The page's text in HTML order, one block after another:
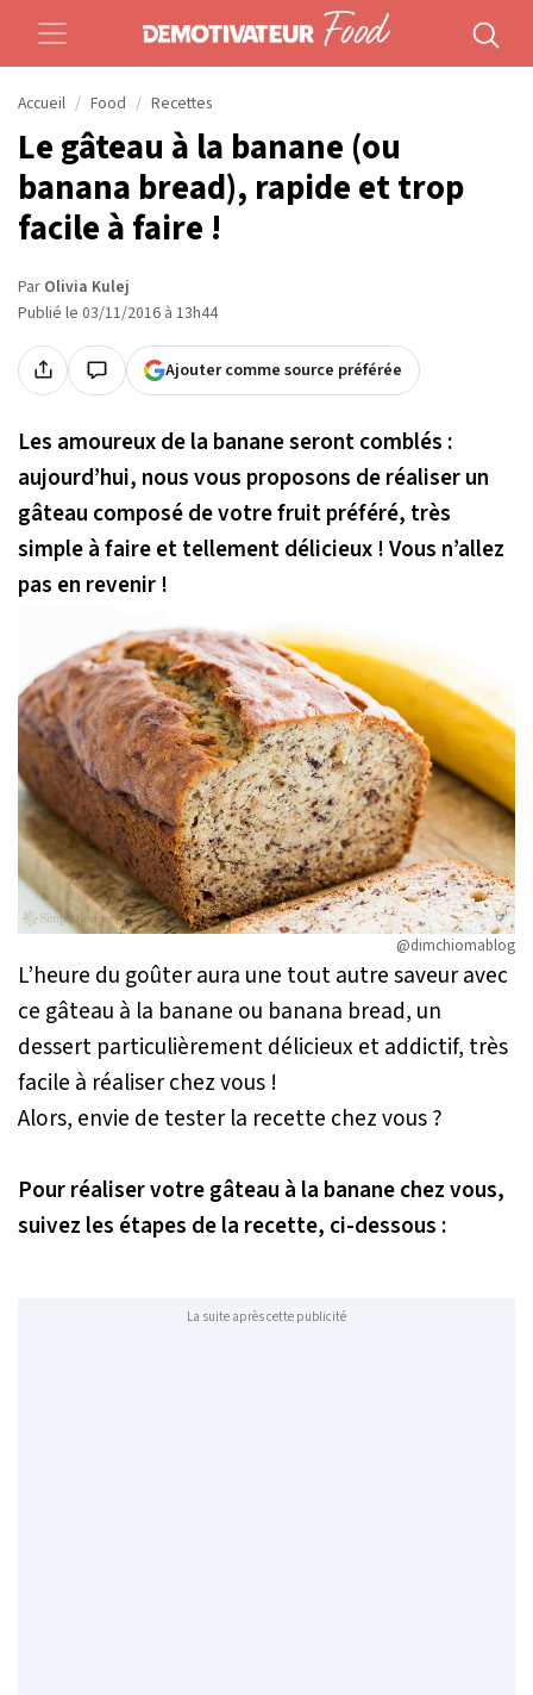
Accueil Food Recettes
Le gâteau à la banane (ou
banana bread), rapide et trop
facile à faire !
Par Olivia Kulej
Publié le 03/11/2016 à 13h44
Ajouter comme source préférée
Les amoureux de la banane seront comblés :
aujourd’hui, nous vous proposons de réaliser un
gâteau composé de votre fruit préféré, très
simple à faire et tellement délicieux ! Vous n’allez
pas en revenir !
@dimchiomablog
L’heure du goûter aura une tout autre saveur avec
ce gâteau à la banane ou banana bread, un
dessert particulièrement délicieux et addictif, très
facile à réaliser chez vous !
Alors, envie de tester la recette chez vous ?
Pour réaliser votre gâteau à la banane chez vous,
suivez les étapes de la recette, ci-dessous :
La suite après cette publicité